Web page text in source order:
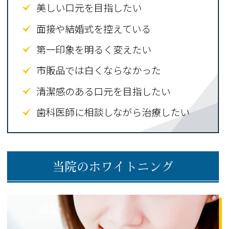
美しい口元を目指したい
面接や結婚式を控えている
第一印象を明るく変えたい
市販品では白くならなかった
清潔感のある口元を目指したい
歯科医師に相談しながら治療したい
当院のホワイトニング